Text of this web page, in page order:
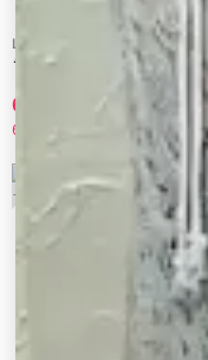
LAGUNAMOON
ラッフルフリルキャミワンピース
6,352 円
65%OFF